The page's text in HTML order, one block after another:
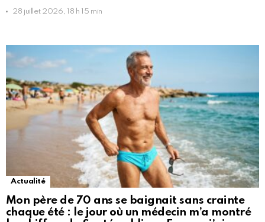
28 juillet 2026, 18 h 15 min
Actualité
Mon père de 70 ans se baignait sans crainte
chaque été : le jour où un médecin m’a montré